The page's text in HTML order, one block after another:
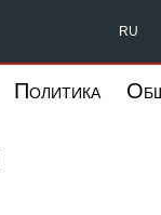
RU
Политика